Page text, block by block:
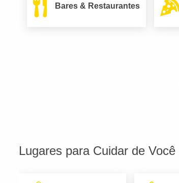
Bares & Restaurantes
Lugares para Cuidar de Você